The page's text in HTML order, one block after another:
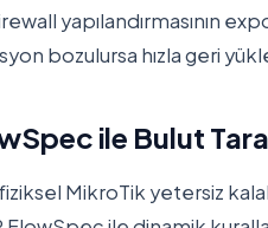
yapılandırmasının
bozulursa hızla geri
ile Bulut
MikroTik yetersiz